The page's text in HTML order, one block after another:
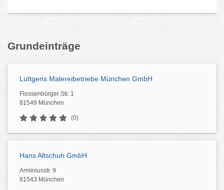
Grundeinträge
Lüttgens Malereibetriebe München GmbH
Flossenbürger Str. 1
81549 München
(0)
Hans Altschuh GmbH
Arminiusstr. 9
81543 München